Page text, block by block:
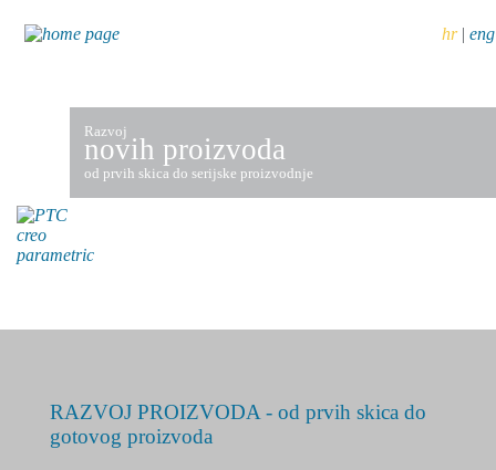
hr| eng
Razvoj
novih proizvoda
od prvih skica do serijske proizvodnje
RAZVOJ PROIZVODA - od prvih skica do
gotovog proizvoda